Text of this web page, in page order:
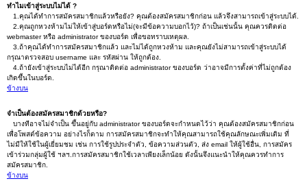
ทำไมเข้าสู่ระบบไม่ได้ ?
1.คุณได้ทำการสมัครสมาชิกแล้วหรือยัง? คุณต้องสมัครสมาชิกก่อน แล้วจึงสามารถเข้าสู่ระบบได้.
2.คุณถูกหวงห้ามไม่ให้เข้าสู่บอร์ดหรือไม่(จะมีข้อความบอกไว้)? ถ้าเป็นเช่นนั้น คุณควรติดต่อ
webmaster หรือ administrator ของบอร์ด เพื่อขอทราบเหตุผล.
3.ถ้าคุณได้ทำการสมัครสมาชิกแล้ว และไม่ได้ถูกหวงห้าม และคุณยังไม่สามารถเข้าสู่ระบบได้
กรุณาตรวจสอบ username และ รหัสผ่าน ให้ถูกต้อง.
4.ถ้ายังเข้าสู่ระบบไม่ได้อีก กรุณาติดต่อ administrator ของบอร์ด ว่าอาจมีการตั้งค่าที่ไม่ถูกต้อง
เกิดขึ้นในบอร์ด.
ข้างบน
จำเป็นต้องสมัครสมาชิกด้วยหรือ?
บางทีอาจไม่จำเป็น ขึ้นอยู่กับ administrator ของบอร์ดจะกำหนดไว้ว่า คุณต้องสมัครสมาชิกก่อน
เพื่อโพสต์ข้อความ อย่างไรก็ตาม การสมัครสมาชิกจะทำให้คุณสามารถใช้คุณลักษณะเพิ่มเติม ที่
ไม่มีให้ใช้ในผู้เยี่ยมชม เช่น การใช้รูปประจำตัว, ข้อความส่วนตัว, ส่ง email ให้ผู้ใช้อื่น, การสมัคร
เข้าร่วมกลุ่มผู้ใช้ ฯลฯ.การสมัครสมาชิกใช้เวลาเพียงเล็กน้อย ดังนั้นจึงแนะนำให้คุณควรทำการ
สมัครสมาชิก.
ข้างบน